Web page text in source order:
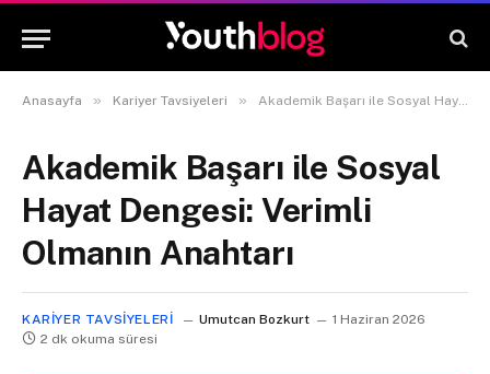
Anasayfa » Kariyer Tavsiyeleri » Akademik Başarı ile Sosyal Hayat Dengesi: Verimli Olmanın Anahtarı
Akademik Başarı ile Sosyal
Hayat Dengesi: Verimli
Olmanın Anahtarı
KARIYER TAVSIYELERI Umutcan Bozkurt
1 Haziran 2026
2 dk okuma süresi